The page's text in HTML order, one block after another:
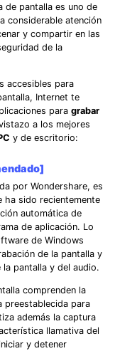
de pantalla es uno de
considerable atención
y compartir en las
de la
accesibles para
Internet te
para grabar
a los mejores
y de escritorio:
por Wondershare, es
ha sido recientemente
automática de
de aplicación. Lo
de Windows
de la pantalla y
la pantalla y del audio.
comprenden la
preestablecida para
además la captura
llamativa del
y detener